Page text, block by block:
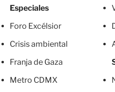
Especiales
Foro Excélsior
Crisis ambiental
Franja de Gaza
Metro CDMX